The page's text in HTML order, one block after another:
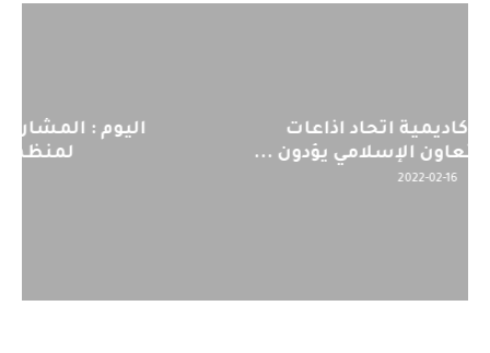
اليوم : المشاركة بالاجتماع التحضيري
لمنظمي قمة اسيا...